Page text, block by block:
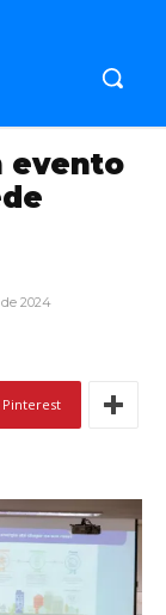
evento
2024
Pinterest